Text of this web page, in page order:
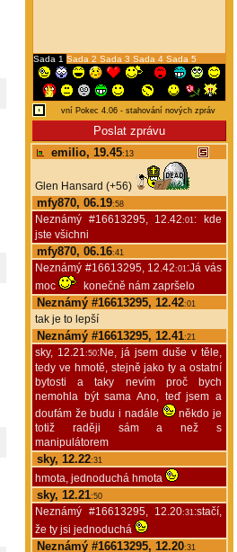
Sada 1 Sada 2 Sada 3 Sada 4 Sada 5
emilio, 19.45:13
Glen Hansard (+56)
mfy870, 06.19:58
Neznámý #16613295, 12.42:01: kde
jste všichni
mfy870, 06.16:41
Neznámý #16613295, 12.42:01:Já vás
moc
konečně nám zapršelo
Neznámý #16613295, 12.42:01
tak je to lepší
Neznámý #16613295, 12.41:21
sky, 12.21:50:Ne, já jsem duše v těle,
tedy ve hmotě, stejně jako ty a ostatní
bytosti a taky nevím proč bych
nemohla být sama Ano, teď jsem a
doufám že budu i nadále
někdo je
totiž raději sám a než s
manipulátorem
sky, 12.22:31
hmota, jednoduchá hmota
sky, 12.21:50
Neznámý #16613295, 12.20:31:stačí,
že ty jsi jednoduchá
Neznámý #16613295, 12.20:31